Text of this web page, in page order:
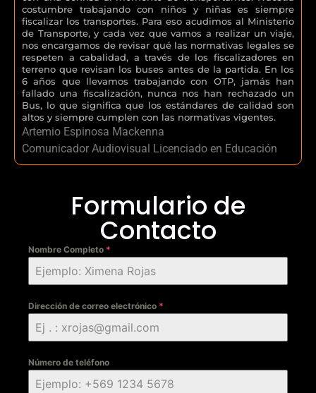
costumbre trabajando con niños y niñas es siempre
fiscalizar los transportes. Para eso acudimos al Ministerio
de Transporte, y cada vez que vamos a realizar un viaje,
nos encargamos de revisar qué las normativas legales se
respeten a cabalidad, a través de los fiscalizadores en
terreno que revisan los buses antes de la partida. En los
6 años que llevamos trabajando con OTP, jamás han
fallado una fiscalización, nunca nos han rechazado un
Bus, lo que significa que los estándares de calidad son
altos y siempre cumplen con las normativas vigentes.
Artemio Espinosa Mackenna
Comunicador Audiovisual Licenciado en Educación
Formulario de
Contacto
Nombre Completo *
Dirección de correo electrónico *
Número de teléfono